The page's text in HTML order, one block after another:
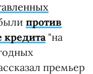
против
кредита"на
премьер